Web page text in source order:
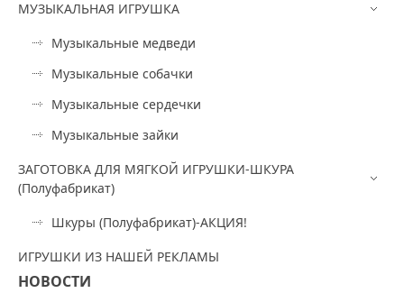
МУЗЫКАЛЬНАЯ ИГРУШКА
Музыкальные медведи
Музыкальные собачки
Музыкальные сердечки
Музыкальные зайки
ЗАГОТОВКА ДЛЯ МЯГКОЙ ИГРУШКИ-ШКУРА
(Полуфабрикат)
Шкуры (Полуфабрикат)-АКЦИЯ!
ИГРУШКИ ИЗ НАШЕЙ РЕКЛАМЫ
НОВОСТИ